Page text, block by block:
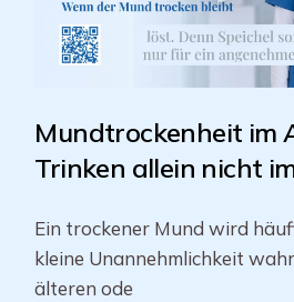
Mundtrockenheit im
Trinken allein nicht
Ein trockener Mund wird
kleine Unannehmlichkeit
älteren ode